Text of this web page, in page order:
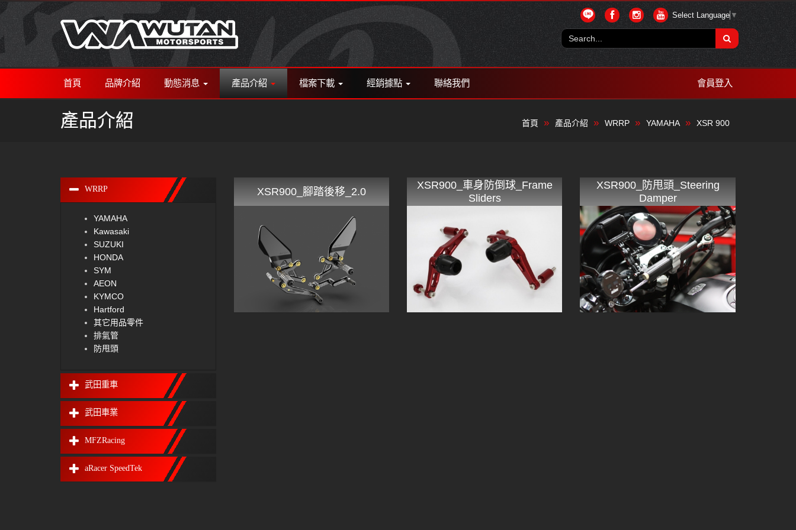
Select Language ▼
首頁 品牌介紹 動態消息 產品介紹 檔案下載 經銷據點 聯絡我們 會員登入
產品介紹 首頁 產品介紹 WRRP YAMAHA XSR 900
WRRP
YAMAHA
Kawasaki
SUZUKI
HONDA
SYM
AEON
KYMCO
Hartford
其它用品零件
排氣管
防甩頭
武田重車
武田車業
MFZRacing
aRacer SpeedTek
XSR900_腳踏後移_2.0
XSR900_車身防倒球_Frame
Sliders
XSR900_防甩頭_Steering
Damper